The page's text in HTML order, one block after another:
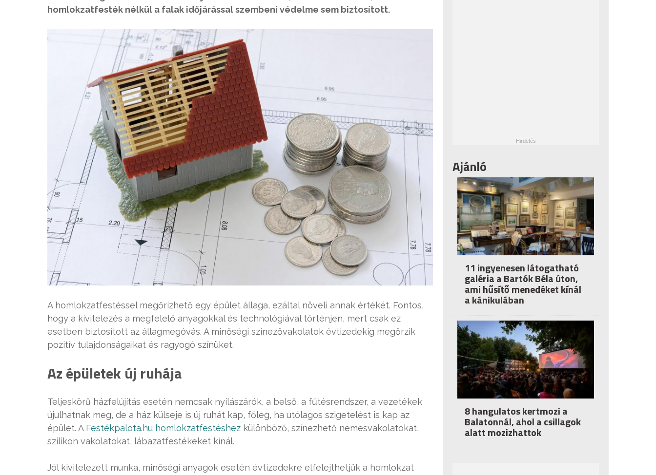
homlokzatfesték nélkül a falak időjárással szembeni védelme sem biztosított.
A homlokzatfestéssel megőrizhető egy épület állaga, ezáltal növeli annak értékét. Fontos,
hogy a kivitelezés a megfelelő anyagokkal és technológiával történjen, mert csak ez
esetben biztosított az állagmegóvás. A minőségi színezővakolatok évtizedekig megőrzik
pozitív tulajdonságaikat és ragyogó színüket.
Az épületek új ruhája
Teljeskörű házfelújítás esetén nemcsak nyílászárók, a belső, a fűtésrendszer, a vezetékek
újulhatnak meg, de a ház külseje is új ruhát kap, főleg, ha utólagos szigetelést is kap az
épület. A Festékpalota.hu homlokzatfestéshez különböző, színezhető nemesvakolatokat,
szilikon vakolatokat, lábazatfestékeket kínál.
Jól kivitelezett munka, minőségi anyagok esetén évtizedekre elfelejthetjük a homlokzat
Ajánló
11 ingyenesen látogatható
galéria a Bartók Béla úton,
ami hűsítő menedéket kínál
a kánikulában
8 hangulatos kertmozi a
Balatonnál, ahol a csillagok
alatt mozizhattok